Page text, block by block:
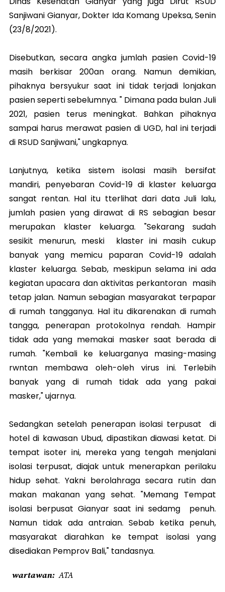
Sanjiwani Gianyar, Dokter Ida Komang Upeksa, Senin
(23/8/2021).
Disebutkan, secara angka jumlah pasien Covid-19
masih berkisar 200an orang. Namun demikian,
pihaknya bersyukur saat ini tidak terjadi lonjakan
pasien seperti sebelumnya. " Dimana pada bulan Juli
2021, pasien terus meningkat. Bahkan pihaknya
sampai harus merawat pasien di UGD, hal ini terjadi
di RSUD Sanjiwani," ungkapnya.
Lanjutnya, ketika sistem isolasi masih bersifat
mandiri, penyebaran Covid-19 di klaster keluarga
sangat rentan. Hal itu tterlihat dari data Juli lalu,
jumlah pasien yang dirawat di RS sebagian besar
merupakan klaster keluarga. "Sekarang sudah
sesikit menurun, meski klaster ini masih cukup
banyak yang memicu paparan Covid-19 adalah
klaster keluarga. Sebab, meskipun selama ini ada
kegiatan upacara dan aktivitas perkantoran masih
tetap jalan. Namun sebagian masyarakat terpapar
di rumah tangganya. Hal itu dikarenakan di rumah
tangga, penerapan protokolnya rendah. Hampir
tidak ada yang memakai masker saat berada di
rumah. "Kembali ke keluarganya masing-masing
rwntan membawa oleh-oleh virus ini. Terlebih
banyak yang di rumah tidak ada yang pakai
masker," ujarnya.
Sedangkan setelah penerapan isolasi terpusat di
hotel di kawasan Ubud, dipastikan diawasi ketat. Di
tempat isoter ini, mereka yang tengah menjalani
isolasi terpusat, diajak untuk menerapkan perilaku
hidup sehat. Yakni berolahraga secara rutin dan
makan makanan yang sehat. "Memang Tempat
isolasi berpusat Gianyar saat ini sedamg penuh.
Namun tidak ada antraian. Sebab ketika penuh,
masyarakat diarahkan ke tempat isolasi yang
disediakan Pemprov Bali," tandasnya.
wartawan ATA